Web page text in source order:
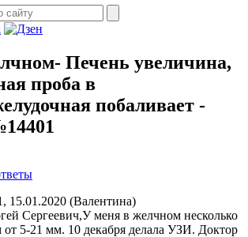
Печень увеличина,
проба в
побаливает -
(Валентина)
Сергеевич,У меня в желчном несколько
5-21 мм. 10 декабря делала УЗИ. Доктор